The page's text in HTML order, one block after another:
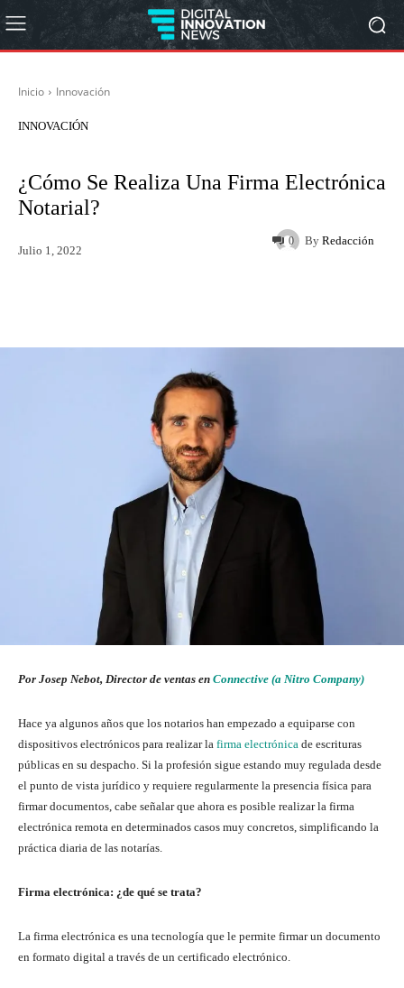
Inicio Innovación
INNOVACIÓN
¿Cómo Se Realiza Una Firma Electrónica
Notarial?
By Redacción
Julio 1, 2022
0
Por Josep Nebot, Director de ventas en Connective (a Nitro Company)
Hace ya algunos años que los notarios han empezado a equiparse con
dispositivos electrónicos para realizar la firma electrónica de escrituras
públicas en su despacho. Si la profesión sigue estando muy regulada desde
el punto de vista jurídico y requiere regularmente la presencia física para
firmar documentos, cabe señalar que ahora es posible realizar la firma
electrónica remota en determinados casos muy concretos, simplificando la
práctica diaria de las notarías.
Firma electrónica: ¿de qué se trata?
La firma electrónica es una tecnología que le permite firmar un documento
en formato digital a través de un certificado electrónico.